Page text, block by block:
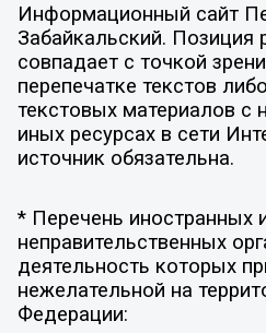
Информационный сайт
Забайкальский. Позиция
совпадает с точкой
перепечатке текстов
текстовых материалов с
иных ресурсах в сети
источник обязательна.
* Перечень иностранных
неправительственных
деятельность которых
нежелательной на
Федерации: